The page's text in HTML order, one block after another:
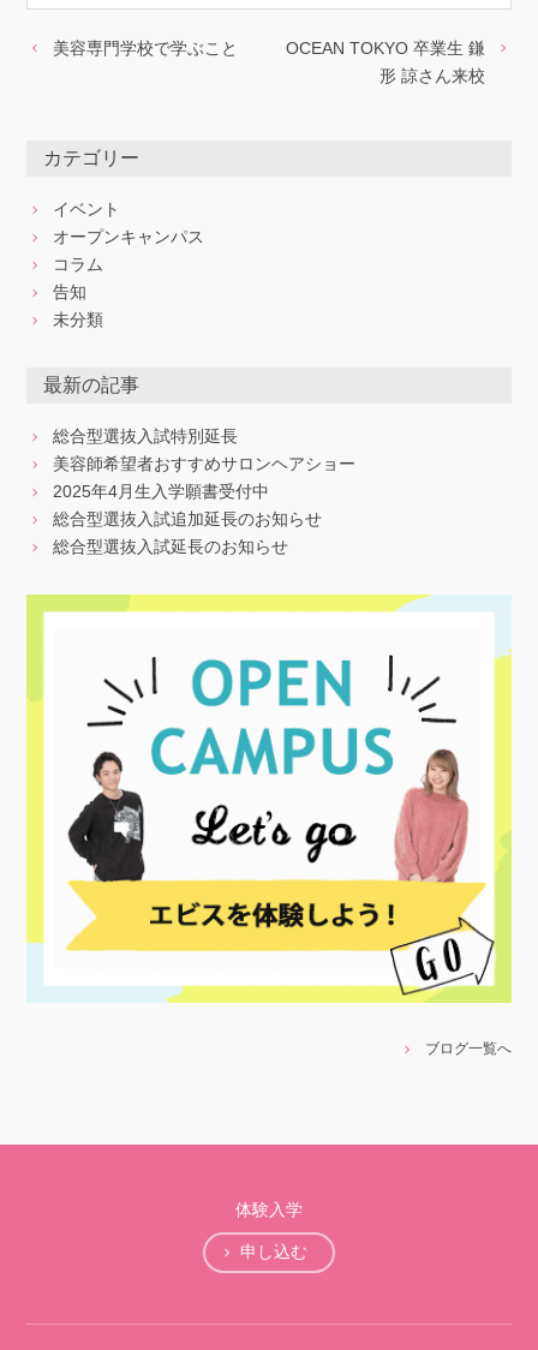
美容専門学校で学ぶこと
OCEAN TOKYO 卒業生 鎌
形 諒さん来校
カテゴリー
イベント
オープンキャンパス
コラム
告知
未分類
最新の記事
総合型選抜入試特別延長
美容師希望者おすすめサロンヘアショー
2025年4月生入学願書受付中
総合型選抜入試追加延長のお知らせ
総合型選抜入試延長のお知らせ
ブログ一覧へ
体験入学
申し込む